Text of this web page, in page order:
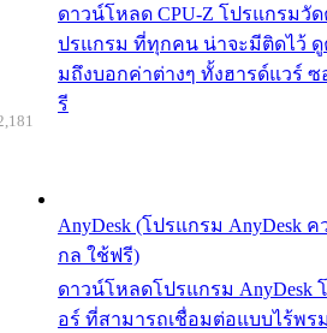
ดาวน์โหลด CPU-Z โปรแกรมวั
ปรแกรม ที่ทุกคน น่าจะมีติดไว้ ดู
มถึงบอกค่าต่างๆ ทั้งฮารด์แวร์ ซ
รี
AnyDesk (โปรแกรม AnyDesk
กล ใช้ฟรี)
ดาวน์โหลดโปรแกรม AnyDesk
อร์ ที่สามารถเชื่อมต่อแบบไร้พร